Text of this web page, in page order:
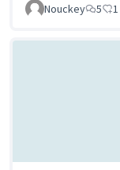
Nouckey
5 1